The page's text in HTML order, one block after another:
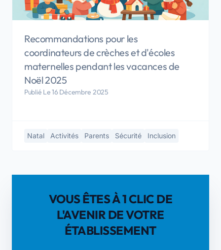
Recommandations pour les
coordinateurs de crèches et d'écoles
maternelles pendant les vacances de
Noël 2025
Publié Le 16 Décembre 2025
Natal Activités Parents Sécurité Inclusion
VOUS ÊTES À 1 CLIC DE
L'AVENIR DE VOTRE
ÉTABLISSEMENT